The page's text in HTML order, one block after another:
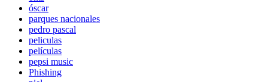
óscar
parques nacionales
pedro pascal
peliculas
películas
pepsi music
Phishing